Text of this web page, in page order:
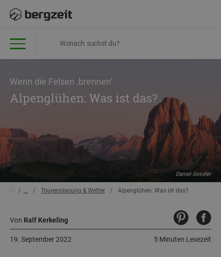
Wenn die Felsen ‚brennen‘
Alpenglühen: Was ist das?
Daniel Sessler
... Tourenplanung & Wetter Alpenglühen: Was ist das?
Von Ralf Kerkeling
5 Minuten Lesezeit
19. September 2022